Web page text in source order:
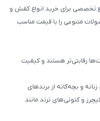
تخصصی برای خرید انواع کفش و
متنوعی را با قیمت مناسب
رقابتی‌تر هستند و کیفیت
و بچه‌گانه از برندهای
و کتونی‌های ترند مانند